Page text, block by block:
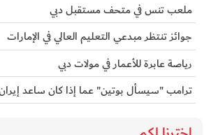
ملعب تنس في متحف مستقبل دبي
جوائز تنتظر مبدعي التعليم العالي في الإمارات
رياصة عابرة للأعمار في مولات دبي
ترامب "سيسأل بوتين" عما إذا كان ساعد